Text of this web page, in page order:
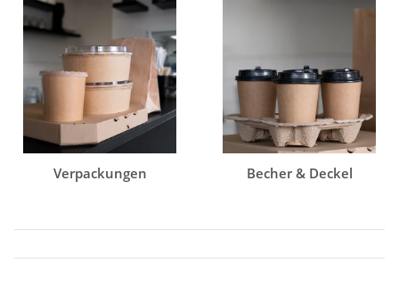
Verpackungen Becher & Deckel